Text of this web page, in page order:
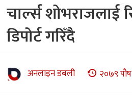
चार्ल्स शोभराजलाई
डिपोर्ट गरिँदै
अनलाइन डबली २०७९